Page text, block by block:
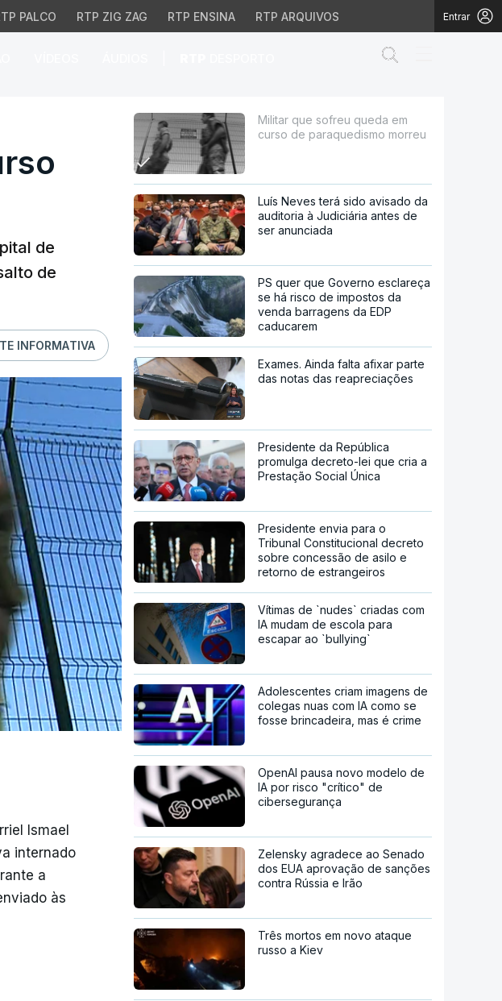
PALCO RTP ZIG ZAG RTP ENSINA RTP ARQUIVOS Entrar
de paraquedismo morreu
de
de
INFORMATIVA
Ismael
internado
a
às
Militar que sofreu queda em
curso de paraquedismo morreu
Luís Neves terá sido avisado da
auditoria à Judiciária antes de
ser anunciada
PS quer que Governo esclareça
se há risco de impostos da
venda barragens da EDP
caducarem
Exames. Ainda falta afixar parte
das notas das reapreciações
Presidente da República
promulga decreto-lei que cria a
Prestação Social Única
Presidente envia para o
Tribunal Constitucional decreto
sobre concessão de asilo e
retorno de estrangeiros
Vítimas de `nudes` criadas com
IA mudam de escola para
escapar ao `bullying`
Adolescentes criam imagens de
colegas nuas com IA como se
fosse brincadeira, mas é crime
OpenAI pausa novo modelo de
IA por risco "crítico" de
cibersegurança
Zelensky agradece ao Senado
dos EUA aprovação de sanções
contra Rússia e Irão
Três mortos em novo ataque
russo a Kiev